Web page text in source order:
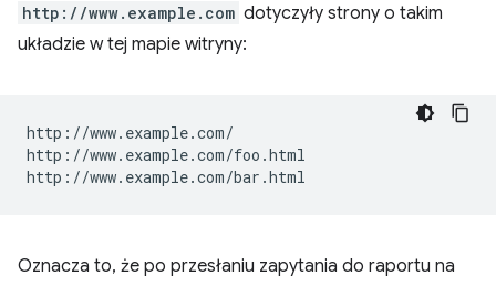
http://www.example.com dotyczyły strony o takim
układzie w tej mapie witryny:
http://www.example.com/
http://www.example.com/foo.html
Oznacza to, że po przesłaniu zapytania do raportu na